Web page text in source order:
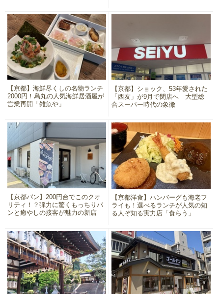
【京都】海鮮尽くしの名物ランチ
2000円！烏丸の人気海鮮居酒屋が
営業再開「雑魚や」
【京都】ショック、53年愛された
「西友」が9月で閉店へ 大型総
合スーパー時代の象徴
【京都パン】200円台でこのクオ
リティ！？弾力に驚くもっちりパ
ンと癒やしの接客が魅力の新店
【京都洋食】ハンバーグも海老フ
ライも！選べるランチが人気の知
る人ぞ知る実力店「食らう」